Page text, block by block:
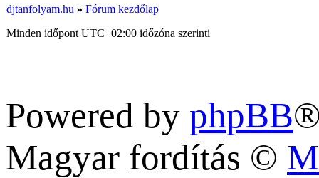
djtanfolyam.hu » Fórum kezdőlap
Minden időpont UTC+02:00 időzóna szerinti
Powered by phpBB
Magyar fordítás ©